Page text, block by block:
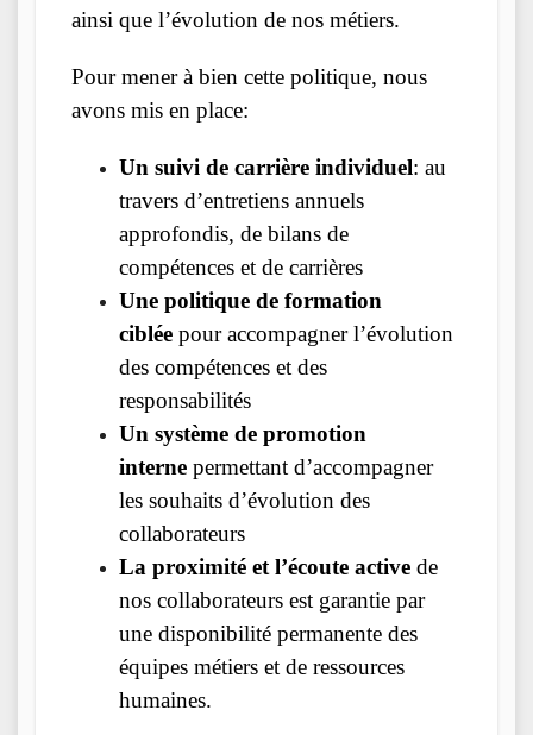
ainsi que l’évolution de nos métiers.
Pour mener à bien cette politique, nous
avons mis en place:
Un suivi de carrière individuel: au
travers d’entretiens annuels
approfondis, de bilans de
compétences et de carrières
Une politique de formation
ciblée pour accompagner l’évolution
des compétences et des
responsabilités
Un système de promotion
interne permettant d’accompagner
les souhaits d’évolution des
collaborateurs
La proximité et l’écoute active de
nos collaborateurs est garantie par
une disponibilité permanente des
équipes métiers et de ressources
humaines.